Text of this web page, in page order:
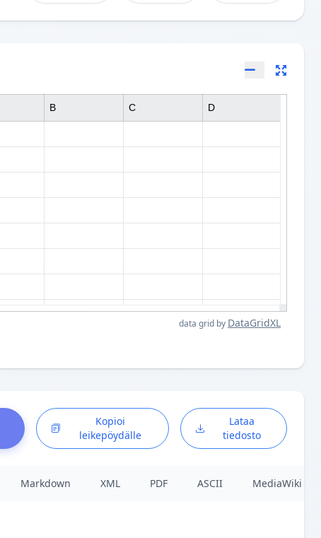
B C D
data grid by DataGridXL
Kopioi
leikepöydälle
Lataa
tiedosto
Markdown XML PDF ASCII MediaWiki